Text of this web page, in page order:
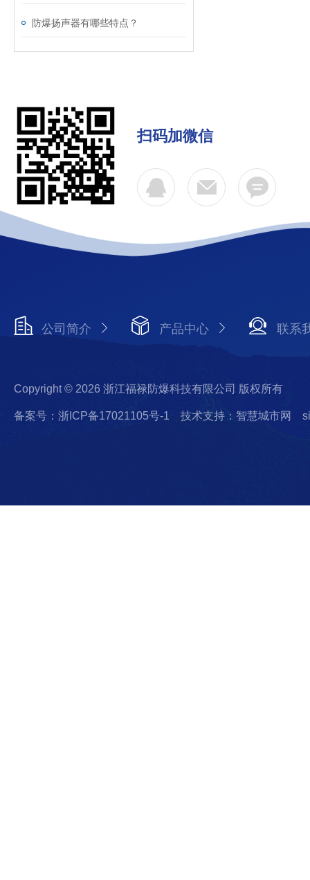
防爆扬声器有哪些特点？
扫码加微信
公司简介 产品中心 联系
Copyright © 2026 浙江福禄防爆科技有限公司 版权所有
备案号：浙ICP备17021105号-1 技术支持：智慧城市网